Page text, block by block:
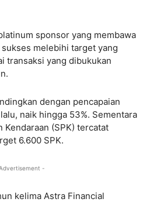
sponsor yang membawa
melebihi target yang
transaksi yang dibukukan
dengan pencapaian
naik hingga 53%. Sementara
Kendaraan (SPK) tercatat
6.600 SPK.
-
kelima Astra Financial